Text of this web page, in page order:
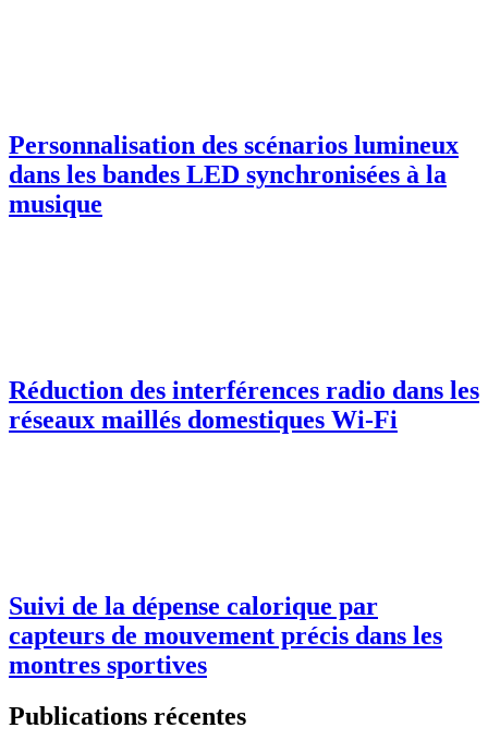
Personnalisation des scénarios lumineux
dans les bandes LED synchronisées à la
musique
Réduction des interférences radio dans les
réseaux maillés domestiques Wi-Fi
Suivi de la dépense calorique par
capteurs de mouvement précis dans les
montres sportives
Publications récentes